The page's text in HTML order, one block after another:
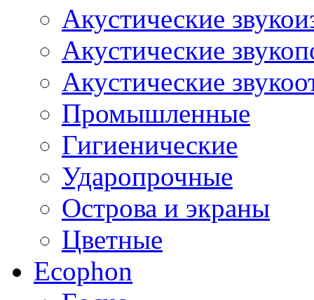
Акустические
Акустические
Акустические
Промышленные
Гигиенические
Ударопрочные
Острова и экраны
Цветные
Ecophon